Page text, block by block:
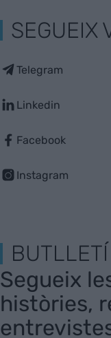
SEGUEIX
Telegram
Linkedin
Facebook
Instagram
BUTLLETÍ
Segueix
històries,